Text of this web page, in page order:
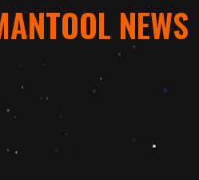
NEWS